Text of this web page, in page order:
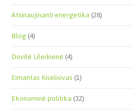
Atsinaujinanti energetika(28)
Blog(4)
Dovilė Lileikienė(4)
Eimantas Kiseliovas(1)
Ekonominė politika(32)